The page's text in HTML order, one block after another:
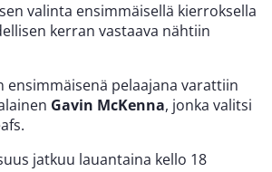
valinta ensimmäisellä kierroksella
kerran vastaava nähtiin
ensimmäisenä pelaajana varattiin
Gavin McKenna, jonka valitsi
jatkuu lauantaina kello 18